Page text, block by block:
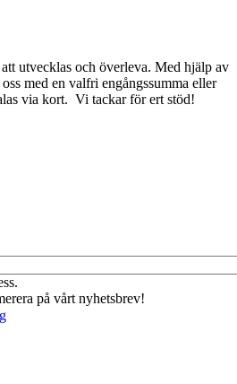
utvecklas och överleva. Med hjälp av
med en valfri engångssumma eller
via kort. Vi tackar för ert stöd!
på vårt nyhetsbrev!